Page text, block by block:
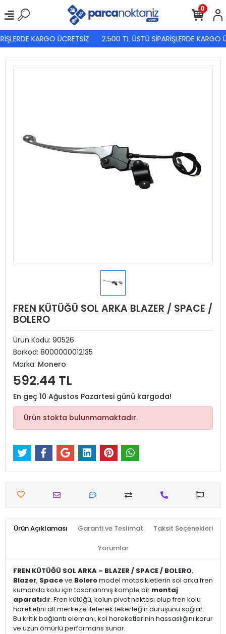
KARGO ÜCRETSİZ 2.500 TL ÜSTÜ SİPARİŞLERDE KARGO
0
FREN KÜTÜĞÜ SOL ARKA BLAZER / SPACE /
BOLERO
Ürün Kodu: 90526
Barkod: 8000000012135
Marka: Monero
592.44 TL
En geç 10 Ağustos Pazartesi günü kargoda!
Ürün stokta bulunmamaktadır.
Ürün Açıklaması Garanti ve Teslimat Taksit Seçenekleri
Yorumlar
FREN KÜTÜĞÜ SOL ARKA – BLAZER / SPACE / BOLERO,
Blazer, Spaceve Boleromodel motosikletlerin sol arka fren
kumanda kolu için tasarlanmış komple bir montaj
aparatıdır. Fren kütüğü, kolun pivot noktası olup fren kolu
hareketini alt merkeze ileterek tekerleğin duruşunu sağlar.
Bu kritik bağlantı elemanı, kol hareketlerinin hassaslığını korur
ve uzun ömürlü performans sunar.